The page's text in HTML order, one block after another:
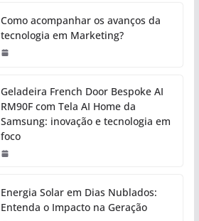
Como acompanhar os avanços da
tecnologia em Marketing?
Geladeira French Door Bespoke AI
RM90F com Tela AI Home da
Samsung: inovação e tecnologia em
foco
Energia Solar em Dias Nublados:
Entenda o Impacto na Geração